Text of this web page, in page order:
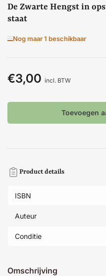
De Zwarte Hengst in
staat
Nog maar 1 beschikbaar
Normale
€3,00 incl. BTW
Toevoegen
Product details
ISBN
Auteur
Conditie
Omschrijving